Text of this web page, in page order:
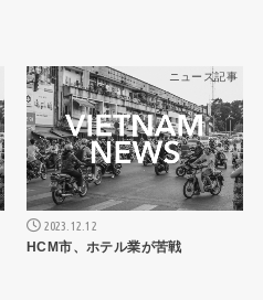
ニュース記事
2023.12.12
HCM市、ホテル業が苦戦